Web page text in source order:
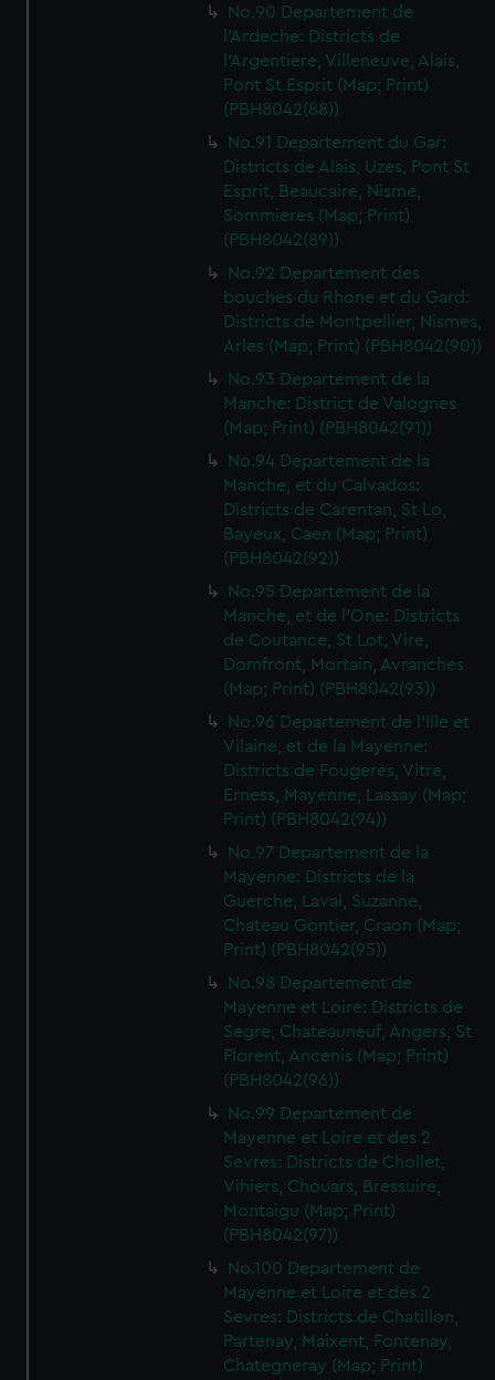
No.90 Departement de
l'Ardeche: Districts de
l'Argentiere, Villeneuve, Alais,
Pont St Esprit (Map; Print)
(PBH8042(88))
No.91 Departement du Gar:
Districts de Alais, Uzes, Pont St
Esprit, Beaucaire, Nisme,
Sommieres (Map; Print)
(PBH8042(89))
No.92 Departement des
bouches du Rhone et du Gard:
Districts de Montpellier, Nismes,
Arles (Map; Print) (PBH8042(90))
No.93 Departement de la
Manche: District de Valognes
(Map; Print) (PBH8042(91))
No.94 Departement de la
Manche, et du Calvados:
Districts de Carentan, St Lo,
Bayeux, Caen (Map; Print)
(PBH8042(92))
No.95 Departement de la
Manche, et de l'One: Districts
de Coutance, St Lot, Vire,
Domfront, Mortain, Avranches
(Map; Print) (PBH8042(93))
No.96 Departement de l'Ille et
Vilaine, et de la Mayenne:
Districts de Fougeres, Vitre,
Erness, Mayenne, Lassay (Map;
Print) (PBH8042(94))
No.97 Departement de la
Mayenne: Districts de la
Guerche, Laval, Suzanne,
Chateau Gontier, Craon (Map;
Print) (PBH8042(95))
No.98 Departement de
Mayenne et Loire: Districts de
Segre, Chateauneuf, Angers, St
Florent, Ancenis (Map; Print)
(PBH8042(96))
No.99 Departement de
Mayenne et Loire et des 2
Sevres: Districts de Chollet,
Vihiers, Chouars, Bressuire,
Montaigu (Map; Print)
(PBH8042(97))
No.100 Departement de
Mayenne et Loire et des 2
Sevres: Districts de Chatillon,
Partenay, Maixent, Fontenay,
Chategneray (Map; Print)